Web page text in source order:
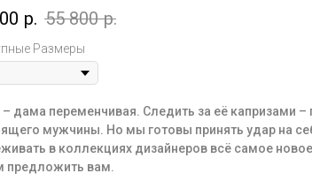
р. 55 800 р.
Размеры
дама переменчивая. Следить за её капризами –
мужчины. Но мы готовы принять удар на
в коллекциях дизайнеров всё самое
предложить вам.